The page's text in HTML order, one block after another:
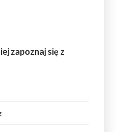
zapoznaj się z